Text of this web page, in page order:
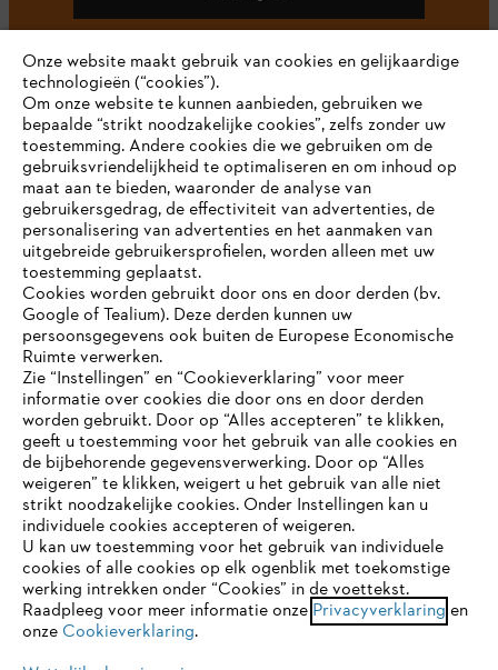
#STIHL
Bedrijf
STIHL FAQ
Contact
Gegevensbescherming Impressum
JE BROWSER WORDT NIET
ONDERSTEUND
Je gebruikt een browser die we nog niet ondersteunen. Om
onze website optimaal te kunnen gebruiken, raden we aan dat
je overschakelt op één van de volgende browsers:
firefox
Onze website maakt gebruik van cookies en gelijkaardige
technologieën (“cookies”).
Om onze website te kunnen aanbieden, gebruiken we
bepaalde “strikt noodzakelijke cookies”, zelfs zonder uw
toestemming. Andere cookies die we gebruiken om de
gebruiksvriendelijkheid te optimaliseren en om inhoud op
maat aan te bieden, waaronder de analyse van
gebruikersgedrag, de effectiviteit van advertenties, de
personalisering van advertenties en het aanmaken van
uitgebreide gebruikersprofielen, worden alleen met uw
toestemming geplaatst.
Cookies worden gebruikt door ons en door derden (bv.
Google of Tealium). Deze derden kunnen uw
persoonsgegevens ook buiten de Europese Economische
Ruimte verwerken.
Zie “Instellingen” en “Cookieverklaring” voor meer
informatie over cookies die door ons en door derden
worden gebruikt. Door op “Alles accepteren” te klikken,
geeft u toestemming voor het gebruik van alle cookies en
de bijbehorende gegevensverwerking. Door op “Alles
weigeren” te klikken, weigert u het gebruik van alle niet
strikt noodzakelijke cookies. Onder Instellingen kan u
individuele cookies accepteren of weigeren.
U kan uw toestemming voor het gebruik van individuele
cookies of alle cookies op elk ogenblik met toekomstige
werking intrekken onder “Cookies” in de voettekst.
Raadpleeg voor meer informatie onze Privacyverklaring en
onze Cookieverklaring.